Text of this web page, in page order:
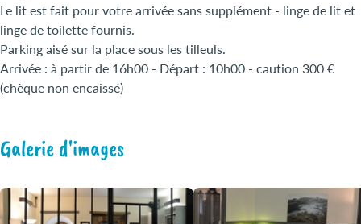
Le lit est fait pour votre arrivée sans supplément - linge de lit et
linge de toilette fournis.
Parking aisé sur la place sous les tilleuls.
Arrivée : à partir de 16h00 - Départ : 10h00 - caution 300 €
(chèque non encaissé)
Galerie d'images